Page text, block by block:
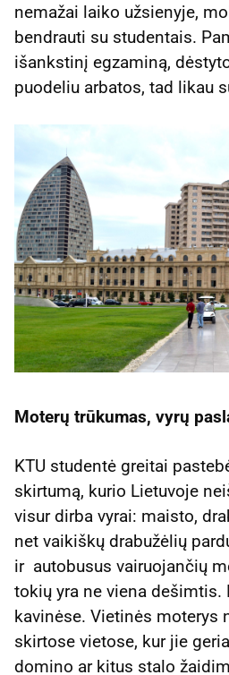
nemažai laiko užsienyje,
bendrauti su studentais.
išankstinį egzaminą,
puodeliu arbatos, tad likau
Moterų trūkumas, vyrų
KTU studentė greitai
skirtumą, kurio Lietuvoje
visur dirba vyrai: maisto,
net vaikiškų drabužėlių
ir autobusus vairuojančių
tokių yra ne viena dešimtis.
kavinėse. Vietinės moterys
skirtose vietose, kur jie
domino ar kitus stalo